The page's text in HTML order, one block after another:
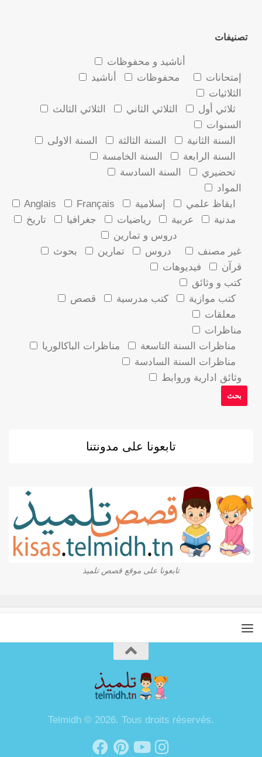
تصنيفات
أناشيد و محفوظات
أناشيد
محفوظات
إمتحانات
الثلاثيات
الثلاثي الثالث
الثلاثي الثاني
ثلاثي أول
السنوات
السنة الاولى
السنة الثالثة
السنة الثانية
السنة الخامسة
السنة الرابعة
السنة السادسة
تحضيري
المواد
Anglais
Français إسلامية
ايقاظ علمي
تاريخ
جغرافيا رياضيات عربية مدنية
بحوث
دروس و تمارين
تمارين
دروس
غير مصنف
فيديوهات
قرآن
كتب و وثائق
قصص
كتب مدرسية
كتب موازية
معلقات
مناظرات
مناظرات الباكالوريا
مناظرات السنة التاسعة
مناظرات السنة السادسة
وثائق ادارية وروابط
تابعونا على مدونتنا
تابعونا على موقع قصص تلميذ
Telmidh © 2026. Tous droits réservés.